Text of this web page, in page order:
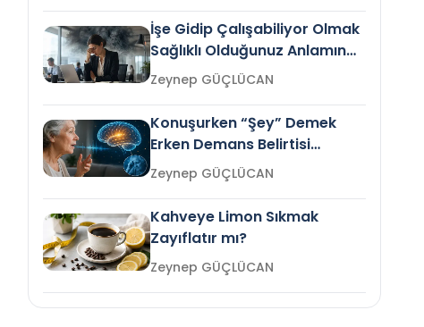
İşe Gidip Çalışabiliyor Olmak
Sağlıklı Olduğunuz Anlamına
Gelir mi?Zeynep GÜÇLÜCAN
Konuşurken “Şey” Demek
Erken Demans Belirtisi
Olabilir mi?Zeynep GÜÇLÜCAN
Kahveye Limon Sıkmak
Zayıflatır mı?
Zeynep GÜÇLÜCAN